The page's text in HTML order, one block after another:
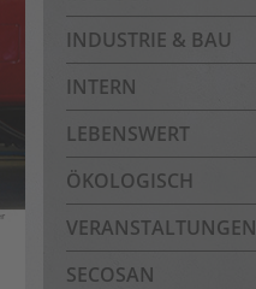
INDUSTRIE & BAU
INTERN
LEBENSWERT
ÖKOLOGISCH
VERANSTALTUNGEN
SECOSAN